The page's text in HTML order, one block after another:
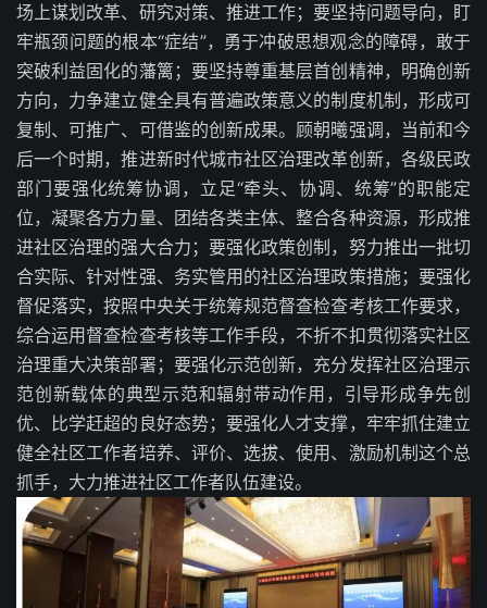
场上谋划改革、研究对策、推进工作；要坚持问题导向，盯
牢瓶颈问题的根本“症结”，勇于冲破思想观念的障碍，敢于
突破利益固化的藩篱；要坚持尊重基层首创精神，明确创新
方向，力争建立健全具有普遍政策意义的制度机制，形成可
复制、可推广、可借鉴的创新成果。顾朝曦强调，当前和今
后一个时期，推进新时代城市社区治理改革创新，各级民政
部门要强化统筹协调，立足“牵头、协调、统筹”的职能定
位，凝聚各方力量、团结各类主体、整合各种资源，形成推
进社区治理的强大合力；要强化政策创制，努力推出一批切
合实际、针对性强、务实管用的社区治理政策措施；要强化
督促落实，按照中央关于统筹规范督查检查考核工作要求，
综合运用督查检查考核等工作手段，不折不扣贯彻落实社区
治理重大决策部署；要强化示范创新，充分发挥社区治理示
范创新载体的典型示范和辐射带动作用，引导形成争先创
优、比学赶超的良好态势；要强化人才支撑，牢牢抓住建立
健全社区工作者培养、评价、选拔、使用、激励机制这个总
抓手，大力推进社区工作者队伍建设。